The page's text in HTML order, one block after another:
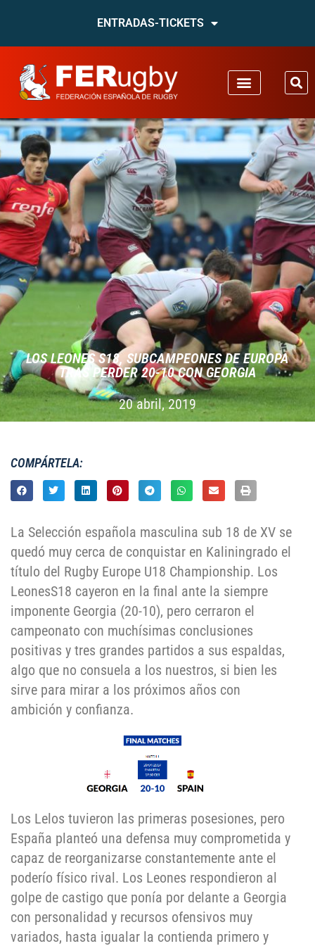
ENTRADAS-TICKETS
LOS LEONES S18, SUBCAMPEONES DE EUROPA
TRAS PERDER 20-10 CON GEORGIA
20 abril, 2019
COMPÁRTELA:
La Selección española masculina sub 18 de XV se
quedó muy cerca de conquistar en Kaliningrado el
título del Rugby Europe U18 Championship. Los
LeonesS18 cayeron en la final ante la siempre
imponente Georgia (20-10), pero cerraron el
campeonato con muchísimas conclusiones
positivas y tres grandes partidos a sus espaldas,
algo que no consuela a los nuestros, si bien les
sirve para mirar a los próximos años con
ambición y confianza.
Los Lelos tuvieron las primeras posesiones, pero
España planteó una defensa muy comprometida y
capaz de reorganizarse constantemente ante el
poderío físico rival. Los Leones respondieron al
golpe de castigo que ponía por delante a Georgia
con personalidad y recursos ofensivos muy
variados, hasta igualar la contienda primero y